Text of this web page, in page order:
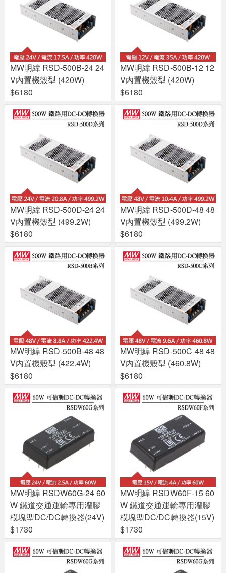
MW明緯 RSD-500B-24 24
V內置機殼型 (420W)
$6180
MW明緯 RSD-500B-12 12
V內置機殼型 (420W)
$6180
MW明緯 RSD-500D-24 24
V內置機殼型 (499.2W)
$6180
MW明緯 RSD-500D-48 48
V內置機殼型 (499.2W)
$6180
MW明緯 RSD-500B-48 48
V內置機殼型 (422.4W)
$6180
MW明緯 RSD-500C-48 48
V內置機殼型 (460.8W)
$6180
MW明緯 RSDW60G-24 60
W 鐵道交通運輸專用灌膠
模塊型DC/DC轉換器(24V)
$1730
MW明緯 RSDW60F-15 60
W 鐵道交通運輸專用灌膠
模塊型DC/DC轉換器(15V)
$1730